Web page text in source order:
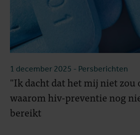
1 december 2025 - Persberichten
"Ik dacht dat het mij niet zou
waarom hiv-preventie nog
bereikt